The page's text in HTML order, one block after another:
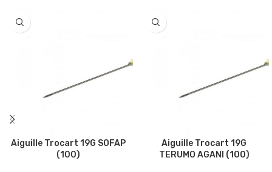
Aiguille Trocart 19G SOFAP
(100)
Aiguille Trocart 19G
TERUMO AGANI (100)